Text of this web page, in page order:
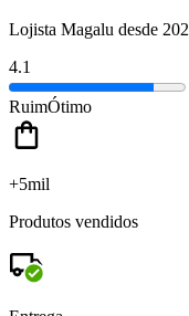
Lojista Magalu desde
4.1
RuimÓtimo
+5mil
Produtos vendidos